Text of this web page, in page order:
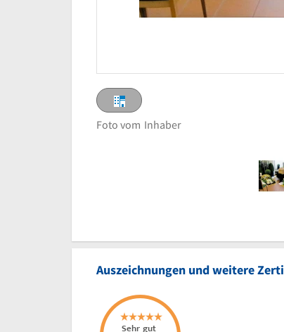
Foto vom Inhaber
Auszeichnungen und weitere